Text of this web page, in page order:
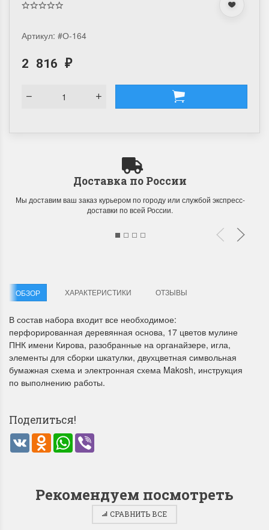
Летние Скидки
!! СКИДКА 20% ‼️ с 1 до 3 июня в
Раритеты Дим.
Артикул: #О-164
2 816 ₽
Доставка по России
Мы доставим ваш заказ курьером по городу или службой экспресс-
доставки по всей России.
ОБЗОР ХАРАКТЕРИСТИКИ ОТЗЫВЫ
В состав набора входит все необходимое:
перфорированная деревянная основа, 17 цветов мулине
ПНК имени Кирова, разобранные на органайзере, игла,
элементы для сборки шкатулки, двухцветная символьная
бумажная схема и электронная схема Makosh, инструкция
по выполнению работы.
Поделиться!
VK Odnoklassniki
WhatsApp
Рекомендуем посмотреть
СРАВНИТЬ ВСЕ